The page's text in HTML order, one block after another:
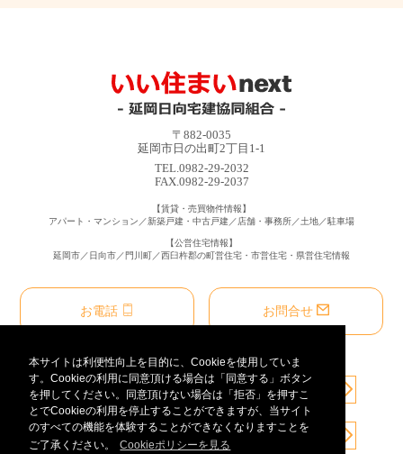
本サイトは利便性向上を目的に、Cookieを使用していま
す。Cookieの利用に同意頂ける場合は「同意する」ボタン
を押してください。同意頂けない場合は「拒否」を押すこ
とでCookieの利用を停止することができますが、当サイト
のすべての機能を体験することができなくなりますことを
ご了承ください。
Cookieポリシーを見る
〒882-0035
延岡市日の出町2丁目1-1
TEL.0982-29-2032
FAX.0982-29-2037
【賃貸・売買物件情報】
アパート・マンション／新築戸建・中古戸建／店舗・事務所／土地／駐車場
【公営住宅情報】
延岡市／日向市／門川町／西臼杵郡の町営住宅・市営住宅・県営住宅情報
お電話 お問合せ